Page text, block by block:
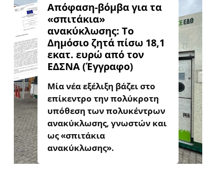
Απόφαση-βόμβα για τα
«σπιτάκια»
ανακύκλωσης: Το
Δημόσιο ζητά πίσω 18,1
εκατ. ευρώ από τον
ΕΔΣΝΑ (Έγγραφο)
Μία νέα εξέλιξη βάζει στο
επίκεντρο την πολύκροτη
υπόθεση των πολυκέντρων
ανακύκλωσης, γνωστών και
ως «σπιτάκια
ανακύκλωσης».